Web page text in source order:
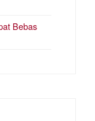
Bebas